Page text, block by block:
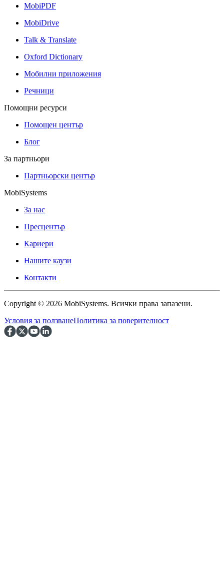
MobiPDF
MobiDrive
Talk & Translate
Oxford Dictionary
Мобилни приложения
Речници
Помощни ресурси
Помощен център
Блог
За партньори
Партньорски център
MobiSystems
За нас
Пресцентър
Кариери
Нашите каузи
Контакти
Copyright © 2026 MobiSystems. Всички права запазени.
Условия за ползванеПолитика за поверителност